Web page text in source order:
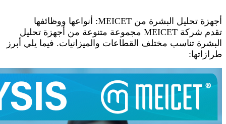
أجهزة تحليل البشرة من MEICET: أنواعها ووظائفها
تقدم شركة MEICET مجموعة متنوعة من أجهزة تحليل
البشرة تناسب مختلف القطاعات والميزانيات. فيما يلي أبرز
طرازاتها: